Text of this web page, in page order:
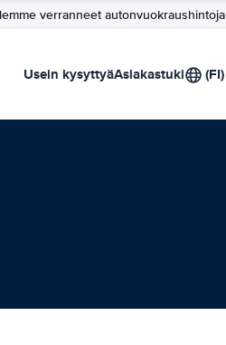
verranneet autonvuokraushintoja
Usein kysyttyäAsiakastuki (FI)